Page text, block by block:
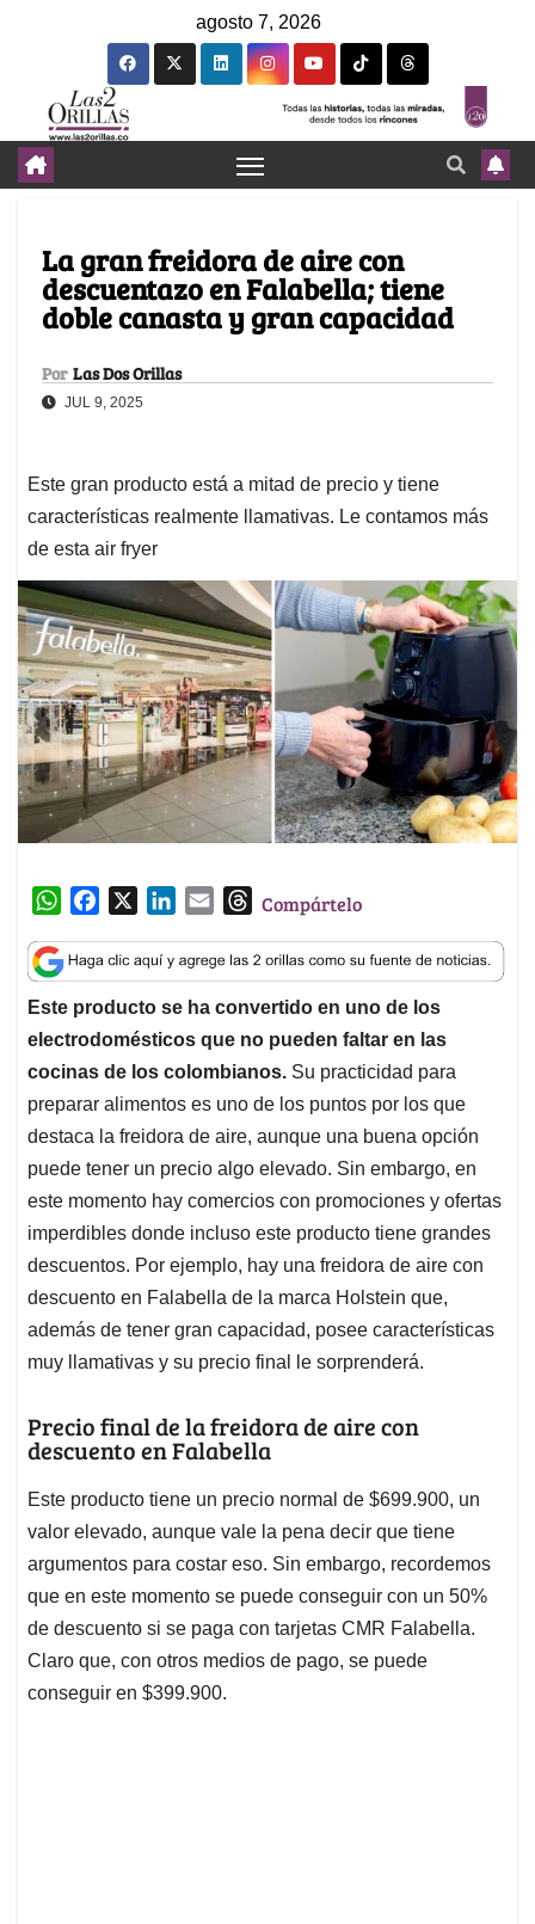
agosto 7, 2026
La gran freidora de aire con
descuentazo en Falabella; tiene
doble canasta y gran capacidad
Por Las Dos Orillas
JUL 9, 2025
Este gran producto está a mitad de precio y tiene
características realmente llamativas. Le contamos más
de esta air fryer
W
a
t
s
A
p
p
c
e
b
o
o
k
n
k
e
d
I
n
a
i
l
T
r
e
a
d
s
Compártelo
Este producto se ha convertido en uno de los
electrodomésticos que no pueden faltar en las
cocinas de los colombianos. Su practicidad para
preparar alimentos es uno de los puntos por los que
destaca la freidora de aire, aunque una buena opción
puede tener un precio algo elevado. Sin embargo, en
este momento hay comercios con promociones y ofertas
imperdibles donde incluso este producto tiene grandes
descuentos. Por ejemplo, hay una freidora de aire con
descuento en Falabella de la marca Holstein que,
además de tener gran capacidad, posee características
muy llamativas y su precio final le sorprenderá.
Precio final de la freidora de aire con
descuento en Falabella
Este producto tiene un precio normal de $699.900, un
valor elevado, aunque vale la pena decir que tiene
argumentos para costar eso. Sin embargo, recordemos
que en este momento se puede conseguir con un 50%
de descuento si se paga con tarjetas CMR Falabella.
Claro que, con otros medios de pago, se puede
conseguir en $399.900.